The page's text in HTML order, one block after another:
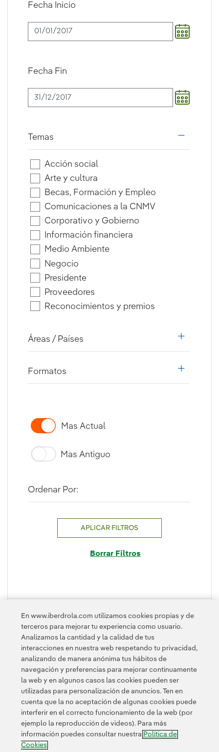
Fecha Inicio
Fecha Fin
Temas
Acción social
Arte y cultura
Becas, Formación y Empleo
Comunicaciones a la CNMV
Corporativo y Gobierno
Información financiera
Medio Ambiente
Negocio
Presidente
Proveedores
Reconocimientos y premios
Áreas / Países
Formatos
Ordenar Por:
Mas Actual
Mas Antiguo
APLICAR FILTROS
Borrar Filtros
Contacta Clientes Política de Privacidad Información legal
Política de cookies Configuración de cookies Accesibilidad
Canal de denuncias
En www.iberdrola.com utilizamos cookies propias y de
terceros para mejorar tu experiencia como usuario.
Analizamos la cantidad y la calidad de tus
interacciones en nuestra web respetando tu privacidad,
analizando de manera anónima tus hábitos de
navegación y preferencias para mejorar continuamente
la web y en algunos casos las cookies pueden ser
utilizadas para personalización de anuncios. Ten en
cuenta que la no aceptación de algunas cookies puede
interferir en el correcto funcionamiento de la web (por
ejemplo la reproducción de videos). Para más
información puedes consultar nuestra Política de
Cookies